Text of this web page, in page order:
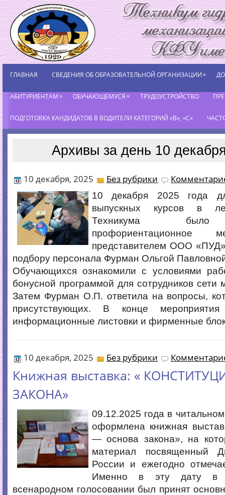
ГЛАВНАЯ СВЕДЕНИЯ ОБ ОБРАЗОВАТЕЛЬНОЙ ОРГАНИЗАЦИИ»
АБИТУРИЕНТАМ» ОБУЧАЮЩЕМУСЯ» ТРУДОУСТРОЙСТВО
ПОДГОТОВКА КАНДИДАТОВ В ВОДИТЕЛИ КАТЕГОРИЙ «В», «С»
Архивы за день 10
10 декабря, 2025 Без рубрики
10 декабря 2025 года
выпускных курсов в
Техникума было
профориентационное
представителем ООО
подбору персонала Фурман Ольгой
Обучающихся ознакомили с условиями
бонусной программой для сотрудников сети
Затем Фурман О.П. ответила на вопросы,
присутствующих. В конце
информационные листовки и фирменные
10 декабря, 2025 Без рубрики
Книжная выставка: «
ЗАКОНА»
09.12.2025 года в
оформлена книжная
— основа закона», на
материал посвященный
России и ежегодно
Именно в эту дату в
всенародном голосовании был принят